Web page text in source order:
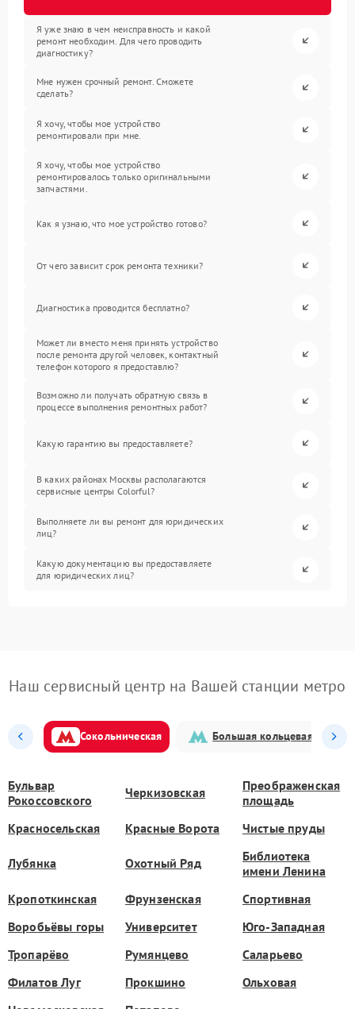
Я уже знаю в чем неисправность и какой
ремонт необходим. Для чего проводить
диагностику?
Мне нужен срочный ремонт. Сможете
сделать?
Я хочу, чтобы мое устройство
ремонтировали при мне.
Я хочу, чтобы мое устройство
ремонтировалось только оригинальными
запчастями.
Как я узнаю, что мое устройство готово?
От чего зависит срок ремонта техники?
Диагностика проводится бесплатно?
Может ли вместо меня принять устройство
после ремонта другой человек, контактный
телефон которого я предоставлю?
Возможно ли получать обратную связь в
процессе выполнения ремонтных работ?
Какую гарантию вы предоставляете?
В каких районах Москвы располагаются
сервисные центры Colorful?
Выполняете ли вы ремонт для юридических
лиц?
Какую документацию вы предоставляете
для юридических лиц?
Наш сервисный центр на Вашей станции метро
Сокольническая Большая кольцевая
Бульвар
Рокоссовского
Черкизовская
Преображенская
площадь
Красносельская
Красные Ворота Чистые пруды
Лубянка Охотный Ряд
Библиотека
имени Ленина
Кропоткинская
Фрунзенская
Спортивная
Воробьёвы горы
Университет
Юго-Западная
Тропарёво
Румянцево
Саларьево
Филатов Луг
Прокшино
Ольховая